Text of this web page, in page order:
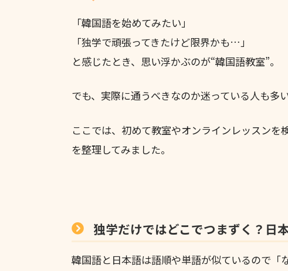
「韓国語を始めてみたい」
「独学で頑張ってきたけど限界かも…」
と感じたとき、思い浮かぶのが“韓国語教室”。
でも、実際に通うべきなのか迷っている人も多
ここでは、初めて教室やオンラインレッスン
を整理してみました。
独学だけではどこでつまずく？日
韓国語と日本語は語順や単語が似ているので「